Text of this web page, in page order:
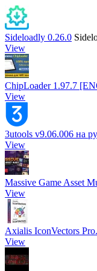
Sideloadly 0.26.0
View
ChipLoader 1.97.7
View
3utools v9.06.006 на
View
Massive Game Asset
View
Axialis IconVectors
View